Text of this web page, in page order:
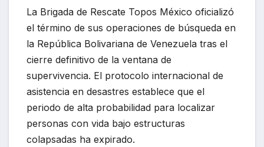
La Brigada de Rescate Topos México oficializó
el término de sus operaciones de búsqueda en
la República Bolivariana de Venezuela tras el
cierre definitivo de la ventana de
supervivencia. El protocolo internacional de
asistencia en desastres establece que el
periodo de alta probabilidad para localizar
personas con vida bajo estructuras
colapsadas ha expirado.